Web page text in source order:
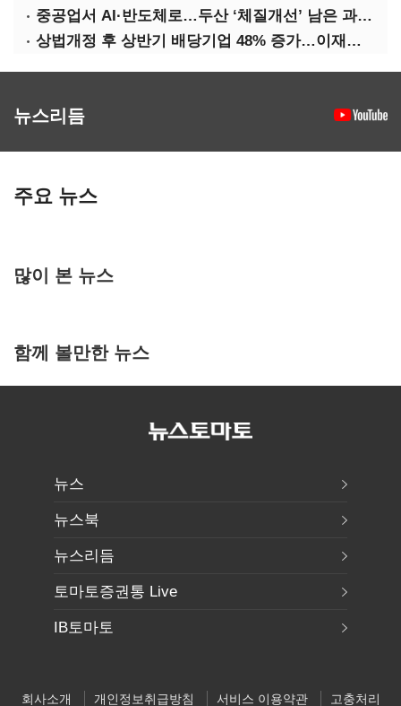
중공업서 AI·반도체로…두산 ‘체질개선’ 남은 과제는
상법개정 후 상반기 배당기업 48% 증가…이재용 배당액 728억 1위
뉴스리듬
주요 뉴스
많이 본 뉴스
함께 볼만한 뉴스
뉴스
뉴스북
뉴스리듬
토마토증권통 Live
IB토마토
회사소개 개인정보취급방침 서비스 이용약관 고충처리